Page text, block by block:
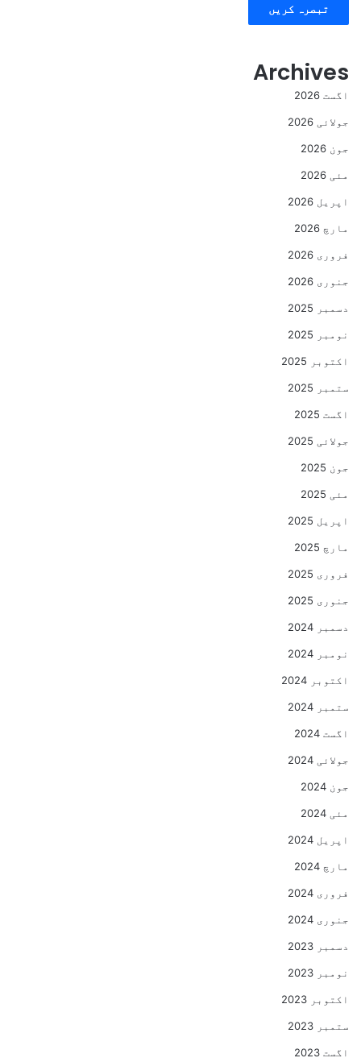
Archives
اگست 2026
جولائی 2026
جون 2026
مئی 2026
اپریل 2026
مارچ 2026
فروری 2026
جنوری 2026
دسمبر 2025
نومبر 2025
اکتوبر 2025
ستمبر 2025
اگست 2025
جولائی 2025
جون 2025
مئی 2025
اپریل 2025
مارچ 2025
فروری 2025
جنوری 2025
دسمبر 2024
نومبر 2024
اکتوبر 2024
ستمبر 2024
اگست 2024
جولائی 2024
جون 2024
مئی 2024
اپریل 2024
مارچ 2024
فروری 2024
جنوری 2024
دسمبر 2023
نومبر 2023
اکتوبر 2023
ستمبر 2023
اگست 2023